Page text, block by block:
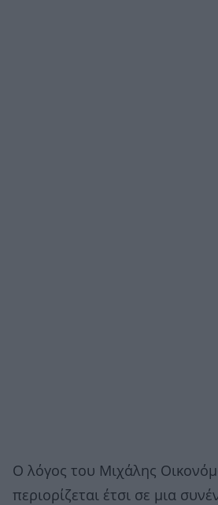
Ο λόγος του Μιχάλης
περιορίζεται έτσι σε μια